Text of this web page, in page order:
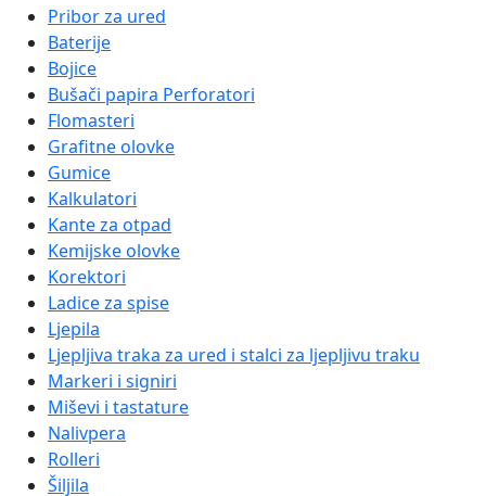
Navigation
Pribor za ured
Baterije
Bojice
Bušači papira Perforatori
Flomasteri
Grafitne olovke
Gumice
Kalkulatori
Kante za otpad
Kemijske olovke
Korektori
Ladice za spise
Ljepila
Ljepljiva traka za ured i stalci za ljepljivu traku
Markeri i signiri
Miševi i tastature
Nalivpera
Rolleri
Šiljila